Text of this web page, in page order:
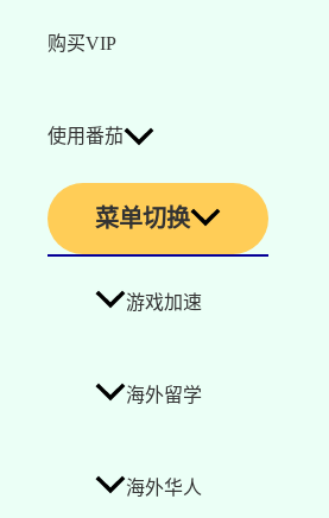
购买VIP
使用番茄
菜单切换
游戏加速
海外留学
海外华人